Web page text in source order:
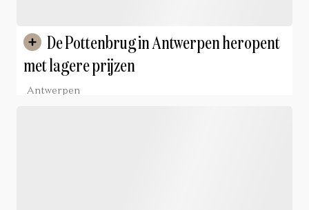
met lagere prijzen
Antwerpen